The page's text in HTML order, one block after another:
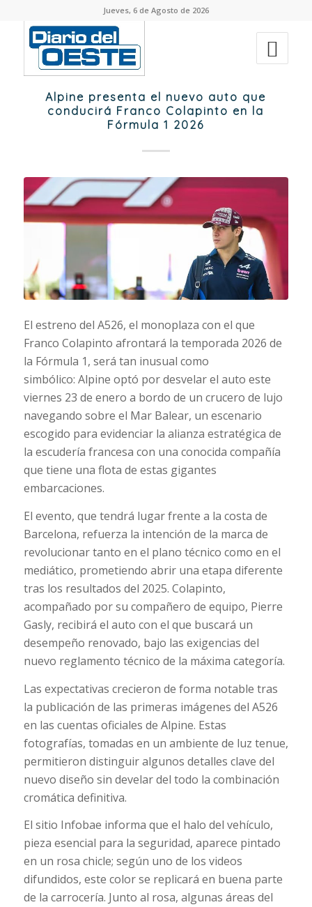
Jueves, 6 de Agosto de 2026
Alpine presenta el nuevo auto que
conducirá Franco Colapinto en la
Fórmula 1 2026
El estreno del A526, el monoplaza con el que
Franco Colapinto afrontará la temporada 2026 de
la Fórmula 1, será tan inusual como
simbólico: Alpine optó por desvelar el auto este
viernes 23 de enero a bordo de un crucero de lujo
navegando sobre el Mar Balear, un escenario
escogido para evidenciar la alianza estratégica de
la escudería francesa con una conocida compañía
que tiene una flota de estas gigantes
embarcaciones.
El evento, que tendrá lugar frente a la costa de
Barcelona, refuerza la intención de la marca de
revolucionar tanto en el plano técnico como en el
mediático, prometiendo abrir una etapa diferente
tras los resultados del 2025. Colapinto,
acompañado por su compañero de equipo, Pierre
Gasly, recibirá el auto con el que buscará un
desempeño renovado, bajo las exigencias del
nuevo reglamento técnico de la máxima categoría.
Las expectativas crecieron de forma notable tras
la publicación de las primeras imágenes del A526
en las cuentas oficiales de Alpine. Estas
fotografías, tomadas en un ambiente de luz tenue,
permitieron distinguir algunos detalles clave del
nuevo diseño sin develar del todo la combinación
cromática definitiva.
El sitio Infobae informa que el halo del vehículo,
pieza esencial para la seguridad, aparece pintado
en un rosa chicle; según uno de los videos
difundidos, este color se replicará en buena parte
de la carrocería. Junto al rosa, algunas áreas del